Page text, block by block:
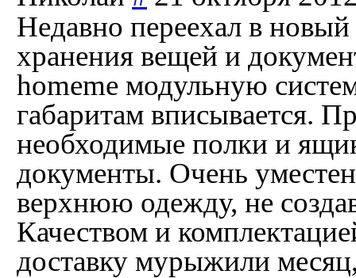
Недавно переехал в
хранения вещей и
homeme модульную
габаритам вписывается.
необходимые полки и
документы. Очень
верхнюю одежду, не
Качеством и
доставку мурыжили